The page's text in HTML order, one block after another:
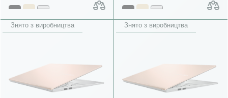
Знято з виробництва Знято з виробництва